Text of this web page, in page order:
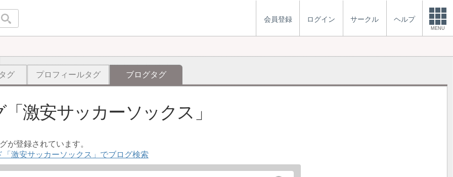
会員登録 ログイン サークル ヘルプ
MENU
グ プロフィールタグ ブログタグ
激安サッカーソックス
が登録されています。
「激安サッカーソックス」でブログ検索